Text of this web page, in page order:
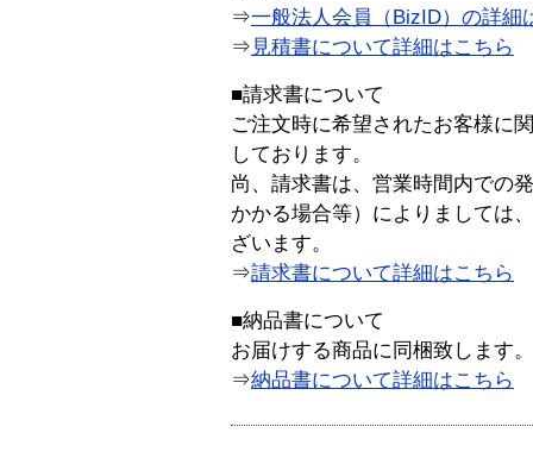
⇒一般法人会員（BizID）の詳細
⇒ 見積書について詳細はこちら
■請求書について
ご注文時に希望されたお客様に
しております。
尚、請求書は、営業時間内での
かかる場合等）によりましては
ざいます。
⇒請求書について詳細はこちら
■納品書について
お届けする商品に同梱致します。
⇒納品書について詳細はこちら